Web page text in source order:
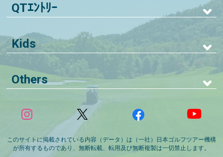
QTｴﾝﾄﾘｰ
Kids
Others
このサイトに掲載されている内容（データ）は（一社）日本ゴルフツアー機構
が所有するものであり、無断転載、転用及び無断複製は一切禁止します。